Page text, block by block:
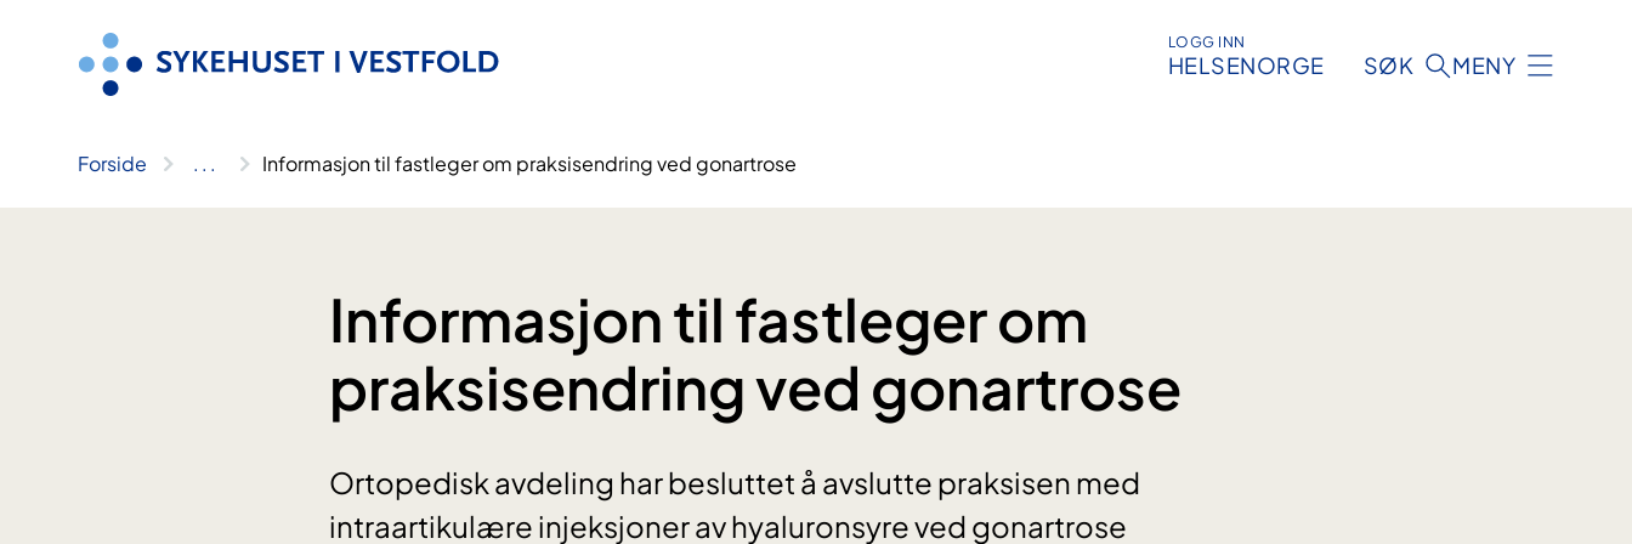
LOGG INN
HELSENORGE SØK MENY
Forside .. . Informasjon til fastleger om praksisendring ved gonartrose
Informasjon til fastleger om
praksisendring ved gonartrose
Ortopedisk avdeling har besluttet å avslutte praksisen med
intraartikulære injeksjoner av hyaluronsyre ved gonartrose